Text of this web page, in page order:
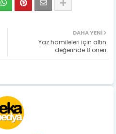
DAHA YENI
Yaz hamileleri için altın
değerinde 8 öneri